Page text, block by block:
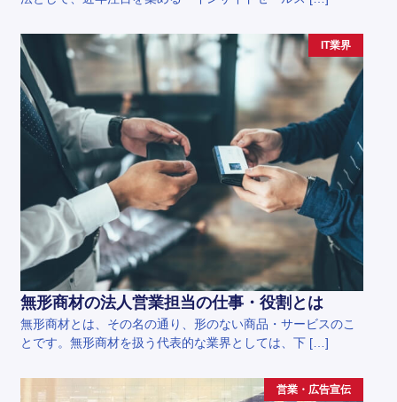
IT業界
無形商材の法人営業担当の仕事・役割とは
無形商材とは、その名の通り、形のない商品・サービスのこ
とです。無形商材を扱う代表的な業界としては、下 […]
営業・広告宣伝